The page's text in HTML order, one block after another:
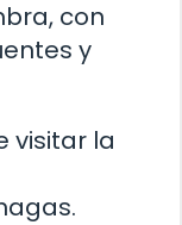
con
y
visitar la